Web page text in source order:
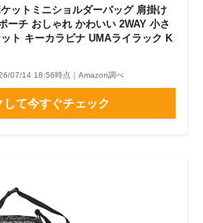
ットミニショルダーバッグ 肩掛け
ーチ おしゃれ かわいい 2WAY 小さ
ト キーカラビナ UMAライラック K
07/14 18:56時点｜Amazon調べ
して今すぐチェック